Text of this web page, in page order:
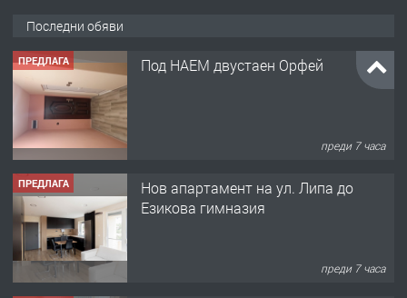
Последни обяви
ПРЕДЛАГА Под НАЕМ двустаен Орфей
преди 7 часа
ПРЕДЛАГА
Нов апартамент на ул. Липа до
Езикова гимназия
преди 7 часа